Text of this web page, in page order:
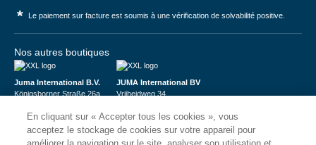
* Le paiement sur facture est soumis à une vérification de solvabilité positive.
Nos autres boutiques
Juma International B.V.
Königsborner Straße 26a
USt-ID: DE321159873
Handelsregister: 58573909
JUMA International BV
Vrijheidweg 34
BTW: NL853095048B01
K.V.K.: 58573909
En cliquant sur « Accepter tous les cookies », vous
acceptez le stockage de cookies sur votre appareil pour